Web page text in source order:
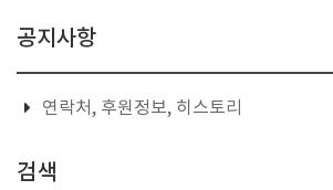
공지사항
연락처, 후원정보, 히스토리
검색